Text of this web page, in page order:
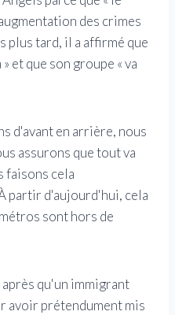
des crimes
plus tard, il a affirmé que
et que son groupe « va
d'avant en arrière, nous
assurons que tout va
faisons cela
partir d'aujourd'hui, cela
sont hors de
qu'un immigrant
avoir prétendument mis